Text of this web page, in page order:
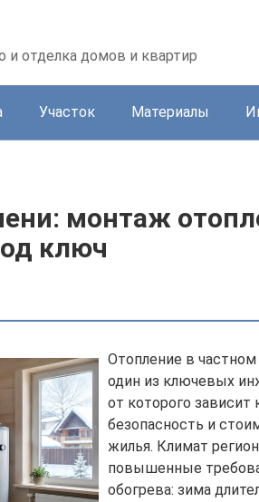
и отделка домов и квартир
Участок Материалы
монтаж
ключ
Отопление в
один из ключевых
от которого зависит
безопасность и
жилья. Климат
повышенные
обогрева: зима